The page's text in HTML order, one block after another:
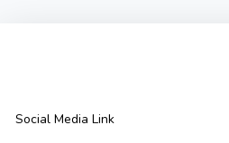
Social Media Link